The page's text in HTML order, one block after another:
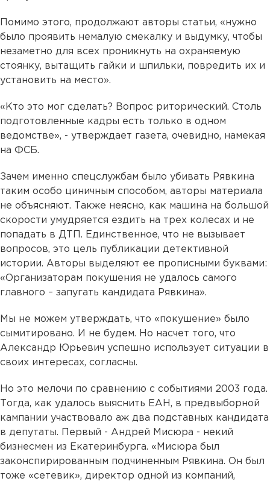
Помимо этого, продолжают авторы статьи, «нужно
было проявить немалую смекалку и выдумку, чтобы
незаметно для всех проникнуть на охраняемую
стоянку, вытащить гайки и шпильки, повредить их и
установить на место».
«Кто это мог сделать? Вопрос риторический. Столь
подготовленные кадры есть только в одном
ведомстве», - утверждает газета, очевидно, намекая
на ФСБ.
Зачем именно спецслужбам было убивать Рявкина
таким особо циничным способом, авторы материала
не объясняют. Также неясно, как машина на большой
скорости умудряется ездить на трех колесах и не
попадать в ДТП. Единственное, что не вызывает
вопросов, это цель публикации детективной
истории. Авторы выделяют ее прописными буквами:
«Организаторам покушения не удалось самого
главного – запугать кандидата Рявкина».
Мы не можем утверждать, что «покушение» было
сымитировано. И не будем. Но насчет того, что
Александр Юрьевич успешно использует ситуации в
своих интересах, согласны.
Но это мелочи по сравнению с событиями 2003 года.
Тогда, как удалось выяснить ЕАН, в предвыборной
кампании участвовало аж два подставных кандидата
в депутаты. Первый - Андрей Мисюра - некий
бизнесмен из Екатеринбурга. «Мисюра был
законспирированным подчиненным Рявкина. Он был
тоже «сетевик», директор одной из компаний,